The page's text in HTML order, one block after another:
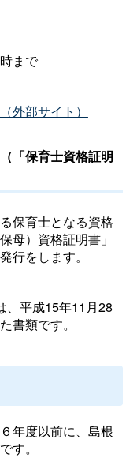
まで
（外部サイト）
「保育士資格証明
保育士となる資格
母）資格証明書」
行をします。
、平成15年11月28
書類です。
年度以前に、島根
す。